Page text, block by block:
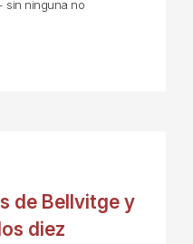
sin ninguna no
de Bellvitge y
diez